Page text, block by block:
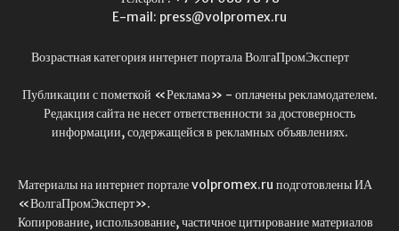
E-mail: press@volpromex.ru
Возрастная категория интернет портала ВолгаПромЭксперт
Публикации с пометкой «Реклама» - оплачены рекламодателем.
Редакция сайта не несет ответственности за достоверность
информации, содержащейся в рекламных объявлениях.
Материалы на интернет портале volpromex.ru подготовлены ИА
«ВолгаПромЭксперт».
Копирование, использование, частичное цитирование материалов